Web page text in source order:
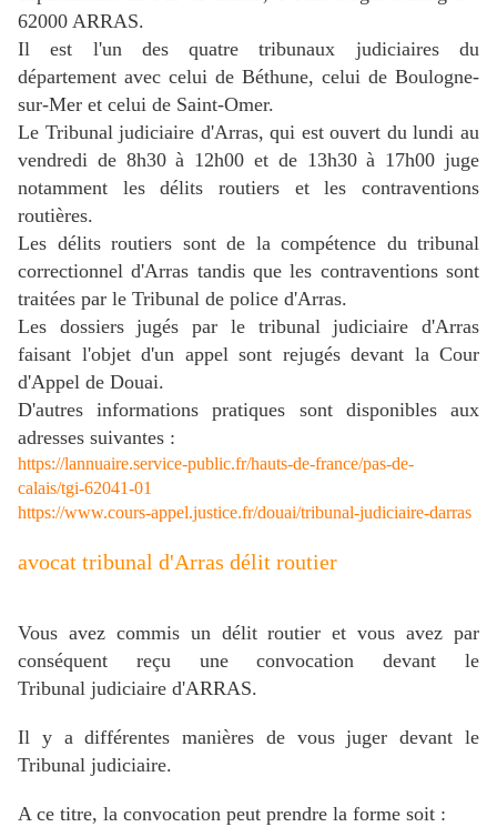
62000 ARRAS.
Il est l'un des quatre tribunaux judiciaires du
département avec celui de Béthune, celui de Boulogne-
sur-Mer et celui de Saint-Omer.
Le Tribunal judiciaire d'Arras, qui est ouvert du lundi au
vendredi de 8h30 à 12h00 et de 13h30 à 17h00 juge
notamment les délits routiers et les contraventions
routières.
Les délits routiers sont de la compétence du tribunal
correctionnel d'Arras tandis que les contraventions sont
traitées par le Tribunal de police d'Arras.
Les dossiers jugés par le tribunal judiciaire d'Arras
faisant l'objet d'un appel sont rejugés devant la Cour
d'Appel de Douai.
D'autres informations pratiques sont disponibles aux
adresses suivantes :
https://lannuaire.service-public.fr/hauts-de-france/pas-de-
calais/tgi-62041-01
https://www.cours-appel.justice.fr/douai/tribunal-judiciaire-darras
avocat tribunal d'Arras délit routier
Vous avez commis un délit routier et vous avez par
conséquent reçu une convocation devant le
Tribunal judiciaire d'ARRAS.
Il y a différentes manières de vous juger devant le
Tribunal judiciaire.
A ce titre, la convocation peut prendre la forme soit :